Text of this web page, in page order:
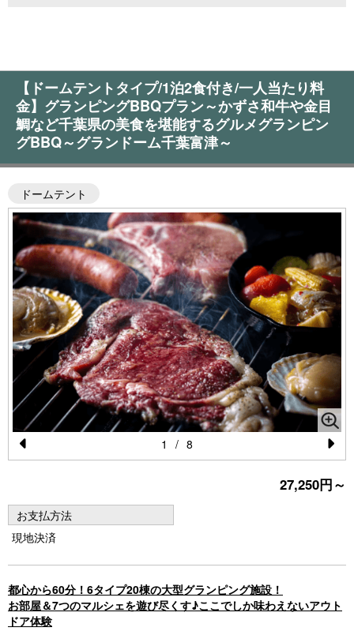
【ドームテントタイプ/1泊2食付き/一人当たり料
金】グランピングBBQプラン～かずさ和牛や金目
鯛など千葉県の美食を堪能するグルメグランピン
グBBQ～グランドーム千葉富津～
ドームテント
Pr
vi
o
s
N
e
1 / 8
27,250円～
お支払方法
現地決済
都心から60分！6タイプ20棟の大型グランピング施設！
お部屋＆7つのマルシェを遊び尽くす♪ここでしか味わえないアウト
ドア体験